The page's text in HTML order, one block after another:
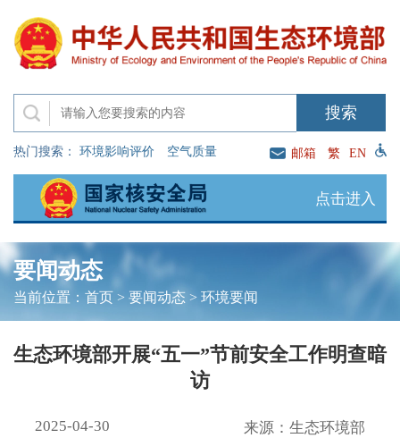
热门搜索： 环境影响评价 空气质量 邮箱 繁 EN
点击进入
要闻动态
当前位置： 首页> 要闻动态 > 环境要闻
生态环境部开展“五一”节前安全工作明查暗
访
2025-04-30 来源：生态环境部